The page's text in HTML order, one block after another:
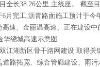
长38.26公里,主线座。 截至
月完工,沥青路面施工预计于
速、金丽温高速、正在建设
华绕城高速示意图
湖新区骨干路网建设 取得关
路拓宽、综合管廊建设、雨